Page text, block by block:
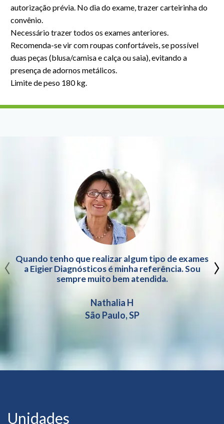
autorização prévia. No dia do exame, trazer carteirinha do
convênio.
Necessário trazer todos os exames anteriores.
Recomenda-se vir com roupas confortáveis, se possível
duas peças (blusa/camisa e calça ou saia), evitando a
presença de adornos metálicos.
Limite de peso 180 kg.
Quando tenho que realizar algum tipo de exames
a Eigier Diagnósticos é minha referência. Sou
sempre muito bem atendida.
Nathalia H
São Paulo, SP
‹ ›
Unidades